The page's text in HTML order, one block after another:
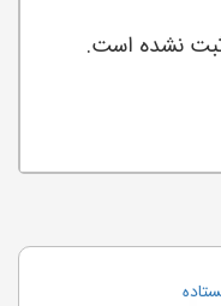
ثبت نشده است.